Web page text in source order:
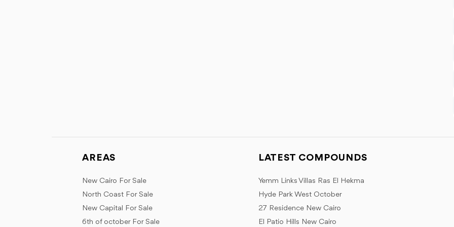
AREAS
New Cairo For Sale
North Coast For Sale
New Capital For Sale
6th of october For Sale
LATEST COMPOUNDS
Yemm Links Villas Ras El Hekma
Hyde Park West October
27 Residence New Cairo
El Patio Hills New Cairo